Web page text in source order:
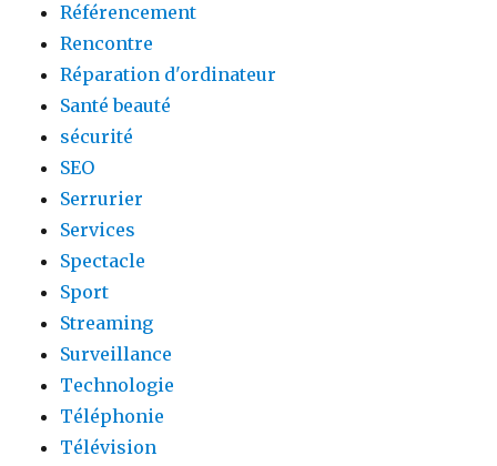
Référencement
Rencontre
Réparation d'ordinateur
Santé beauté
sécurité
SEO
Serrurier
Services
Spectacle
Sport
Streaming
Surveillance
Technologie
Téléphonie
Télévision